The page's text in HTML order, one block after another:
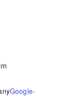
Google-